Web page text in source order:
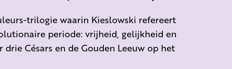
trilogie waarin Kieslowski refereert
periode: vrijheid, gelijkheid en
Césars en de Gouden Leeuw op het